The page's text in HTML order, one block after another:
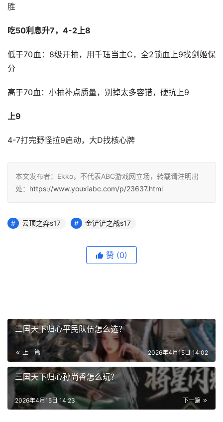
胜
吃50利息升7，4-2上8
低于70血：8级开抽，用千珏当主C，全2锁血上9找剑姬保
分
高于70血：小抽补点质量，别掉太多容错，硬抗上9
上9
4-7打完野怪拉9启动，大D找核心牌
本文发布者：Ekko，不代表ABC游戏网立场，转载请注明出
处： https://www.youxiabc.com/p/23637.html
云顶之弈s17 金铲铲之战s17
赞 (0)
三国天下归心平民队伍怎么选？
上一篇 2026年4月15日 14:02
三国天下归心孙尚香怎么玩？
下一篇
2026年4月15日 14:23